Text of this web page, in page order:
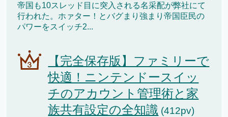
帝国も10スレッド目に突入される名采配が弊社にて
行われた。ホァター！とバグまり強まり帝国臣民の
パワーをスイッチ2...
【完全保存版】ファミリーで
快適！ニンテンドースイッ
チのアカウント管理術と家
族共有設定の全知識 (412pv)